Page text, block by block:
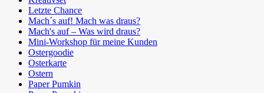
Letzte Chance
Mach´s auf! Mach was draus?
Mach's auf – Was wird draus?
Mini-Workshop für meine Kunden
Ostergoodie
Osterkarte
Ostern
Paper Pumkin